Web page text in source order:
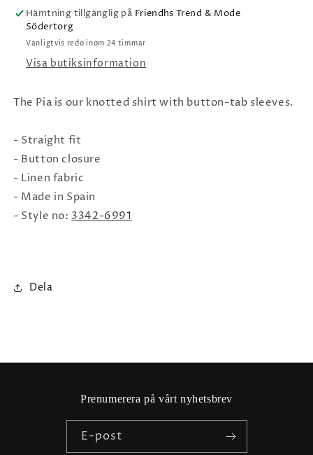
Hämtning tillgänglig på Friendhs Trend & Mode
Södertorg
Vanligtvis redo inom 24 timmar
Visa butiksinformation
The Pia is our knotted shirt with button-tab sleeves.
- Straight fit
- Button closure
- Linen fabric
- Made in Spain
- Style no: 3342-6991
Dela
Prenumerera på vårt nyhetsbrev
E-post